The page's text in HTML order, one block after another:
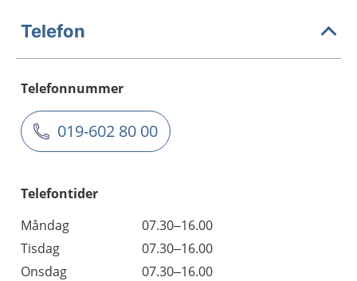
Telefon
Telefonnummer
019-602 80 00
Telefontider
Måndag
07.30–16.00
Tisdag
07.30–16.00
Onsdag
07.30–16.00